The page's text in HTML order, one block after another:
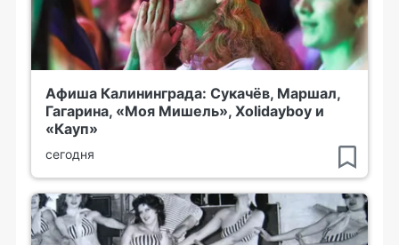
Афиша Калининграда: Сукачёв, Маршал,
Гагарина, «Моя Мишель», Xolidayboy и
«Кауп»
сегодня